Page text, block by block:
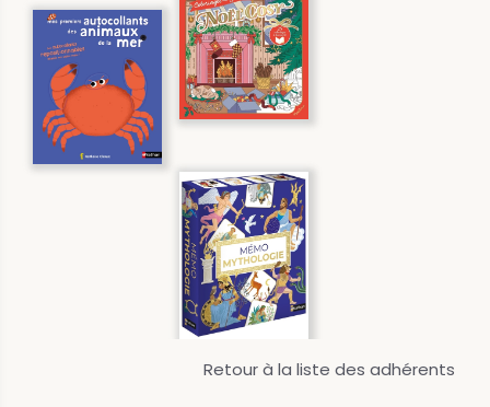
Retour à la liste des adhérents